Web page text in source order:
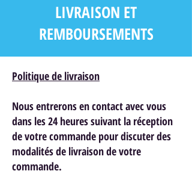
LIVRAISON ET
REMBOURSEMENTS
Politique de livraison
Nous entrerons en contact avec vous
dans les 24 heures suivant la réception
de votre commande pour discuter des
modalités de livraison de votre
commande.